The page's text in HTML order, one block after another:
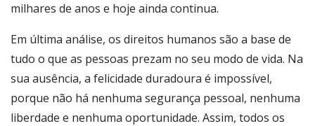
milhares de anos e hoje ainda continua.
Em última análise, os direitos humanos são a base de
tudo o que as pessoas prezam no seu modo de vida. Na
sua ausência, a felicidade duradoura é impossível,
porque não há nenhuma segurança pessoal, nenhuma
liberdade e nenhuma oportunidade. Assim, todos os